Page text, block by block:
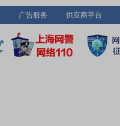
广告服务 供应商平台